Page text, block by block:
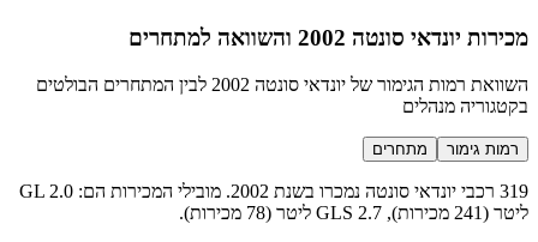
מכירות יונדאי סונטה 2002 והשוואה למתחרים
השוואת רמות הגימור של יונדאי סונטה 2002 לבין המתחרים הבולטים
בקטגוריה מנהלים
רמות גימור מתחרים
319 רכבי יונדאי סונטה נמכרו בשנת 2002. מובילי המכירות הם: GL 2.0
ליטר (241 מכירות), GLS 2.7 ליטר (78 מכירות).